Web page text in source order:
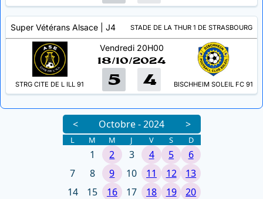
Super Vétérans Alsace | J4 STADE DE LA THUR 1 DE STRASBOURG
STRG CITE DE L ILL 91
Vendredi 20H00
18/10/2024
5 4 BISCHHEIM SOLEIL FC 91